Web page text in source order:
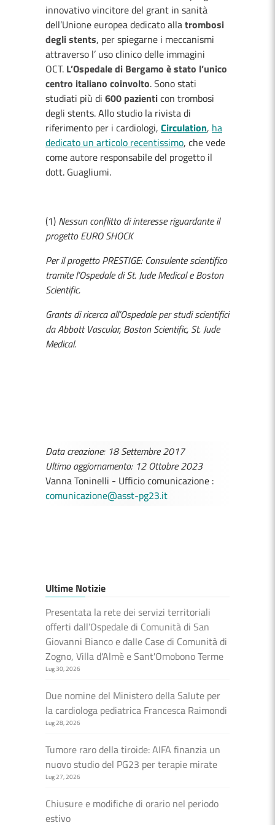
innovativo vincitore del grant in sanità
dell’Unione europea dedicato allatrombosi
degli stents, per spiegarne i meccanismi
attraverso l’ uso clinico delle immagini
OCT. L’Ospedale di Bergamo è stato l’unico
centro italiano coinvolto. Sono stati
studiati più di 600 pazienticon trombosi
degli stents. Allo studio la rivista di
riferimento per i cardiologi, Circulation, ha
dedicato un articolo recentissimo, che vede
come autore responsabile del progetto il
dott. Guagliumi.
(1) Nessun conflitto di interesse riguardante il
progetto EURO SHOCK
Per il progetto PRESTIGE: Consulente scientifico
tramite l’Ospedale di St. Jude Medical e Boston
Scientific.
Grants di ricerca all’Ospedale per studi scientifici
da Abbott Vascular, Boston Scientific, St. Jude
Medical.
Data creazione: 18 Settembre 2017
Ultimo aggiornamento: 12 Ottobre 2023
Vanna Toninelli - Ufficio comunicazione :
comunicazione@asst-pg23.it
Ultime Notizie
Presentata la rete dei servizi territoriali
offerti dall’Ospedale di Comunità di San
Giovanni Bianco e dalle Case di Comunità di
Zogno, Villa d'Almè e Sant'Omobono Terme
Lug 30, 2026
Due nomine del Ministero della Salute per
la cardiologa pediatrica Francesca Raimondi
Lug 28, 2026
Tumore raro della tiroide: AIFA finanzia un
nuovo studio del PG23 per terapie mirate
Lug 27, 2026
Chiusure e modifiche di orario nel periodo
estivo